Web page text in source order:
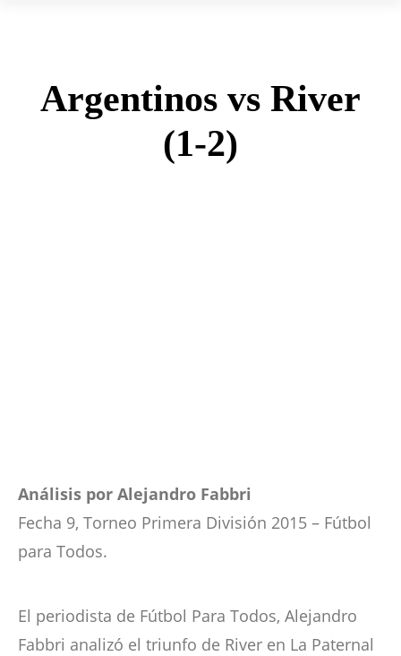
Argentinos vs River
(1-2)
Análisis por Alejandro Fabbri
Fecha 9, Torneo Primera División 2015 – Fútbol
para Todos.
El periodista de Fútbol Para Todos, Alejandro
Fabbri analizó el triunfo de River en La Paternal